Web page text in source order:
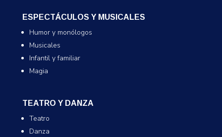
ESPECTÁCULOS Y MUSICALES
Humor y monólogos
Musicales
Infantil y familiar
Magia
TEATRO Y DANZA
Teatro
Danza